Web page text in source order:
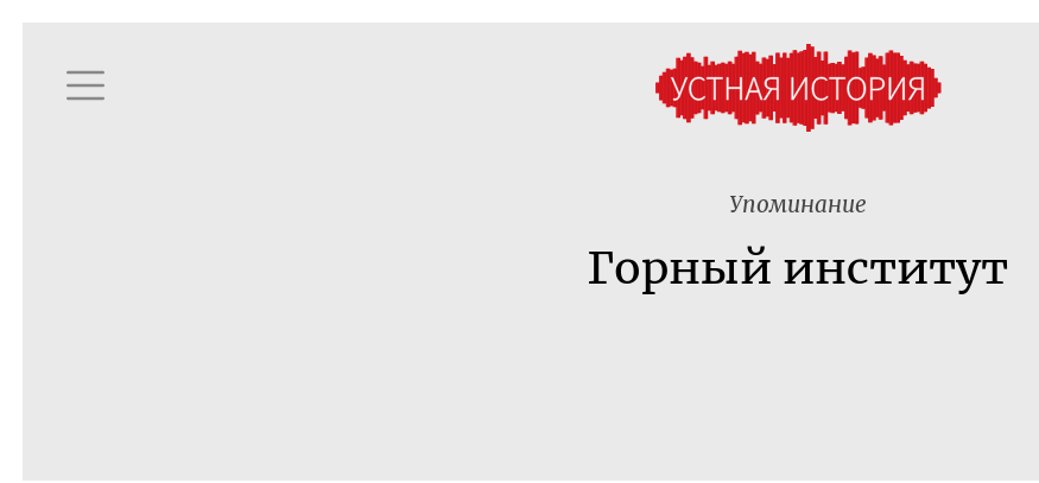
Упоминание
Горный институт